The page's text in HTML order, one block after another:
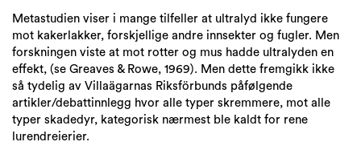
Metastudien viser i mange tilfeller at ultralyd ikke fungere
mot kakerlakker, forskjellige andre innsekter og fugler. Men
forskningen viste at mot rotter og mus hadde ultralyden en
effekt, (se Greaves & Rowe, 1969). Men dette fremgikk ikke
så tydelig av Villaägarnas Riksförbunds påfølgende
artikler/debattinnlegg hvor alle typer skremmere, mot alle
typer skadedyr, kategorisk nærmest ble kaldt for rene
lurendreierier.